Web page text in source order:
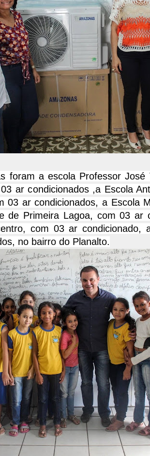
foram a escola Professor José
ar condicionados ,a Escola
03 ar condicionados, a Escola
de Primeira Lagoa, com 03 ar
com 03 ar condicionado,
no bairro do Planalto.